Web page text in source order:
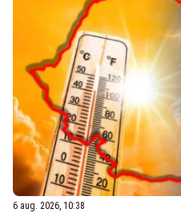
6 aug. 2026, 10:38